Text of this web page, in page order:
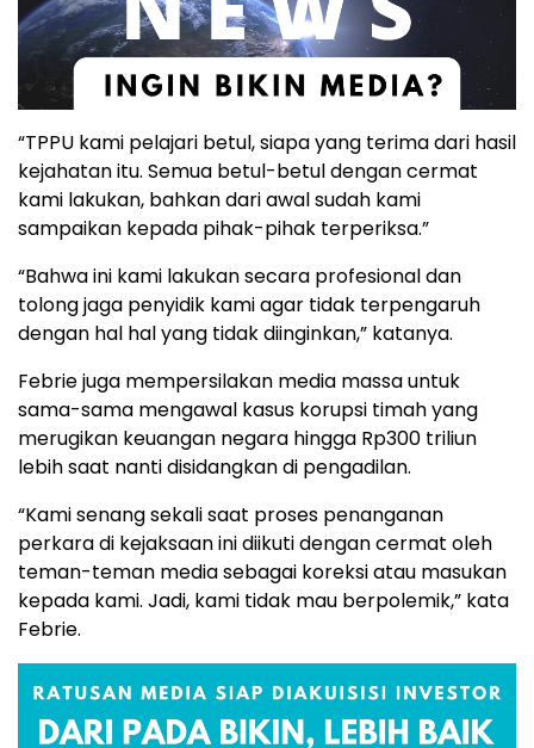
“TPPU kami pelajari betul, siapa yang terima dari hasil
kejahatan itu. Semua betul-betul dengan cermat
kami lakukan, bahkan dari awal sudah kami
sampaikan kepada pihak-pihak terperiksa.”
“Bahwa ini kami lakukan secara profesional dan
tolong jaga penyidik kami agar tidak terpengaruh
dengan hal hal yang tidak diinginkan,” katanya.
Febrie juga mempersilakan media massa untuk
sama-sama mengawal kasus korupsi timah yang
merugikan keuangan negara hingga Rp300 triliun
lebih saat nanti disidangkan di pengadilan.
“Kami senang sekali saat proses penanganan
perkara di kejaksaan ini diikuti dengan cermat oleh
teman-teman media sebagai koreksi atau masukan
kepada kami. Jadi, kami tidak mau berpolemik,” kata
Febrie.